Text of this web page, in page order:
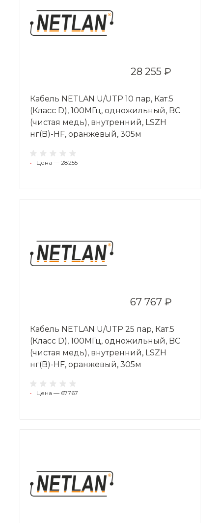
28 255 ₽
Кабель NETLAN U/UTP 10 пар, Кат.5
(Класс D), 100МГц, одножильный, BC
(чистая медь), внутренний, LSZH
нг(B)-HF, оранжевый, 305м
• Цена — 28255
67 767 ₽
Кабель NETLAN U/UTP 25 пар, Кат.5
(Класс D), 100МГц, одножильный, BC
(чистая медь), внутренний, LSZH
нг(B)-HF, оранжевый, 305м
• Цена — 67767